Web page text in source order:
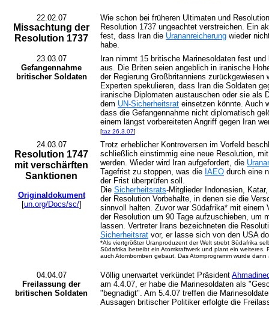
22.02.07
Missachtung der
Resolution 1737
Wie schon bei früheren Ultimaten und
Resolution 1737 ungeachtet verstreichen. Ein
fest, dass Iran die Urananreicherung wieder
habe.
23.03.07
Gefangennahme
britischer Soldaten
Iran nimmt 15 britische Marinesoldaten fest
aus. Die Briten seien angeblich in iranische
der Regierung Großbritanniens zurückgewiesen
Experten spekulieren, dass Iran die Soldaten
iranische Diplomaten austauschen oder sie als
dem UN-Sicherheitsrat einsetzen könnte. Auch
dass die Gefangennahme nicht diplomatisch
einem längst vorbereiteten Angriff gegen Iran
[taz 26.3.07]
24.03.07
Resolution 1747
mit verschärften
Sanktionen
Originaldokument
[un.org/Docs/sc/]
Trotz erheblicher Kontroversen im Vorfeld
schließlich einstimmig eine neue Resolution,
werden. Wieder wird Iran aufgefordert, die
Tagefrist zu stoppen, was die IAEO durch eine
der Frist überprüfen soll.
Die Sicherheitsrats-Mitglieder Indonesien,
der Resolution Vorbehalte, in denen sie die
sinnvoll halten. Zuvor war Südafrika* mit
der Resolution um 90 Tage aufzuschieben, um
lassen. Vertreter Irans bezeichneten die
Sicherheitsrat vor, er lasse sich von den USA
*Als viertgrößter Uranproduzent der Welt strebt Südafrika
Südafrika betreibt ein Atomkraftwerk und plant ein weiteres.
auch Atombomben gebaut. Das Atomprogramm wurde dann
04.04.07
Freilassung der
britischen Soldaten
Völlig unerwartet verkündet Präsident
am 4.4.07, er habe die Marinesoldaten als
"begnadigt". Am 5.4.07 treffen die
Aussagen britischer Politiker erfolgte die